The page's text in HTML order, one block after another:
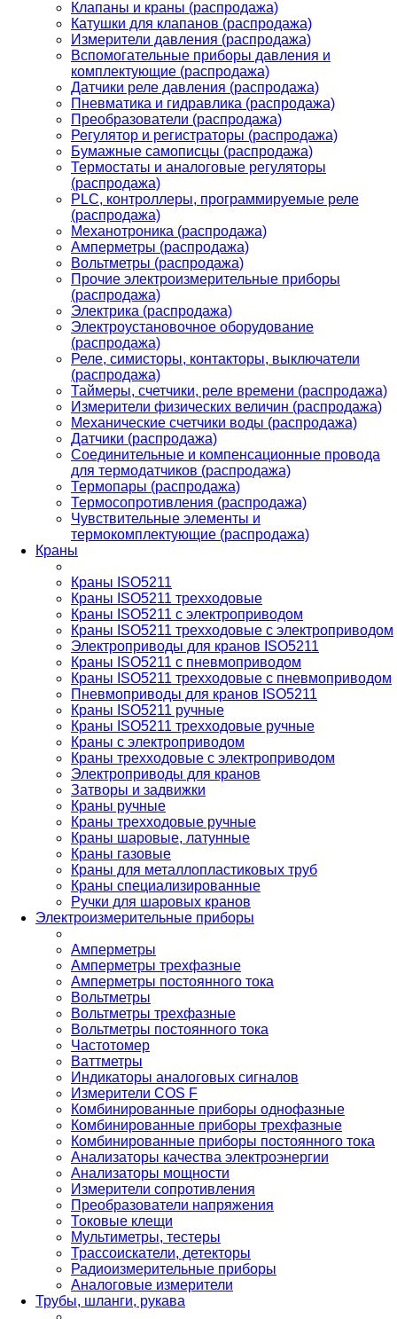
Клапаны и краны (распродажа)
Катушки для клапанов (распродажа)
Измерители давления (распродажа)
Вспомогательные приборы давления и
комплектующие (распродажа)
Датчики реле давления (распродажа)
Пневматика и гидравлика (распродажа)
Преобразователи (распродажа)
Регулятор и регистраторы (распродажа)
Бумажные самописцы (распродажа)
Термостаты и аналоговые регуляторы
(распродажа)
PLС, контроллеры, программируемые реле
(распродажа)
Механотроника (распродажа)
Амперметры (распродажа)
Вольтметры (распродажа)
Прочие электроизмерительные приборы
(распродажа)
Электрика (распродажа)
Электроустановочное оборудование
(распродажа)
Реле, симисторы, контакторы, выключатели
(распродажа)
Таймеры, счетчики, реле времени (распродажа)
Измерители физических величин (распродажа)
Механические счетчики воды (распродажа)
Датчики (распродажа)
Соединительные и компенсационные провода
для термодатчиков (распродажа)
Термопары (распродажа)
Термосопротивления (распродажа)
Чувствительные элементы и
термокомплектующие (распродажа)
Краны
Краны ISO5211
Краны ISO5211 трехходовые
Краны ISO5211 с электроприводом
Краны ISO5211 трехходовые с электроприводом
Электроприводы для кранов ISO5211
Краны ISO5211 с пневмоприводом
Краны ISO5211 трехходовые с пневмоприводом
Пневмоприводы для кранов ISO5211
Краны ISO5211 ручные
Краны ISO5211 трехходовые ручные
Краны с электроприводом
Краны трехходовые с электроприводом
Электроприводы для кранов
Затворы и задвижки
Краны ручные
Краны трехходовые ручные
Краны шаровые, латунные
Краны газовые
Краны для металлопластиковых труб
Краны специализированные
Ручки для шаровых кранов
Электроизмерительные приборы
Амперметры
Амперметры трехфазные
Амперметры постоянного тока
Вольтметры
Вольтметры трехфазные
Вольтметры постоянного тока
Частотомер
Ваттметры
Индикаторы аналоговых сигналов
Измерители COS F
Комбинированные приборы однофазные
Комбинированные приборы трехфазные
Комбинированные приборы постоянного тока
Анализаторы качества электроэнергии
Анализаторы мощности
Измерители сопротивления
Преобразователи напряжения
Токовые клещи
Мультиметры, тестеры
Трассоискатели, детекторы
Радиоизмерительные приборы
Аналоговые измерители
Трубы, шланги, рукава